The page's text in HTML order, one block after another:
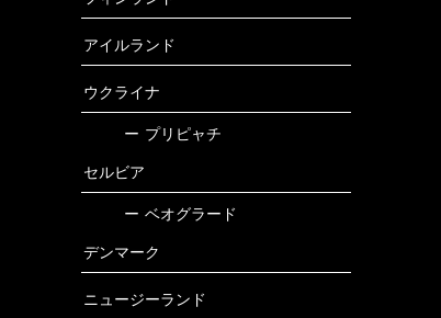
アイルランド
ウクライナ
ー プリピャチ
セルビア
ー ベオグラード
デンマーク
ニュージーランド